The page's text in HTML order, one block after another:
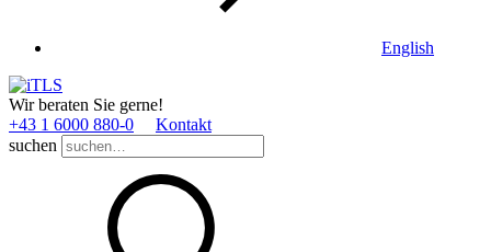
English
Wir beraten Sie gerne!
+43 1 6000 880­-0
Kontakt
suchen